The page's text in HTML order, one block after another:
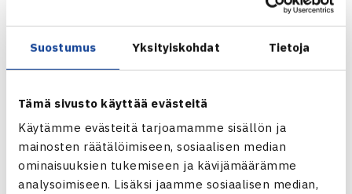
Suostumus Yksityiskohdat Tietoja
Tämä sivusto käyttää evästeitä
Käytämme evästeitä tarjoamamme sisällön ja
mainosten räätälöimiseen, sosiaalisen median
ominaisuuksien tukemiseen ja kävijämäärämme
analysoimiseen. Lisäksi jaamme sosiaalisen median,
pietarilainen Polina Vinogradova (WTA 517), joka voitti
2, 6-2. Vinogradovan välierävastustaja on Ranskan Laetitia
puolivälierissä espanjalaiskarsija Carmen Lopez-Ruedan
(WTA 1182).
Naisten 10.000$ ITF-turnaus
29.7.-5.8.2012 Savitaipale